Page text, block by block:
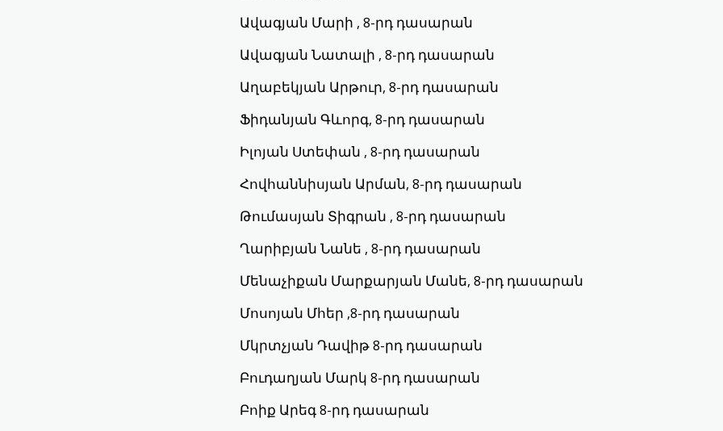
Ավագյան Մարի , 8-րդ դասարան
Ավագյան Նատալի , 8-րդ դասարան
Աղաբեկյան Արթուր, 8-րդ դասարան
Ֆիդանյան Գևորգ, 8-րդ դասարան
Իլոյան Ստեփան , 8-րդ դասարան
Հովհաննիսյան Արման, 8-րդ դասարան
Թումասյան Տիգրան , 8-րդ դասարան
Ղարիբյան Նանե , 8-րդ դասարան
Մենաչիքան Մարքարյան Մանե, 8-րդ դասարան
Մոսոյան Մհեր ,8-րդ դասարան
Մկրտչյան Դավիթ 8-րդ դասարան
Բուդաղյան Մարկ 8-րդ դասարան
Բոիք Արեգ 8-րդ դասարան